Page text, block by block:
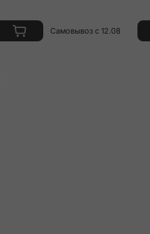
Самовывоз с 12.08